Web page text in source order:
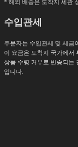
* 해외 배송은 도착지 세관
수입관세
주문자는 수입관세 및 세금
이 요금은 도착지 국가에서
상품 수령 거부로 반송되는
입니다.